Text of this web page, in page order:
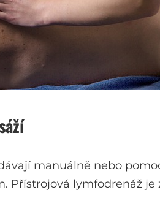
manuálně nebo
Přístrojová lymfodrenáž